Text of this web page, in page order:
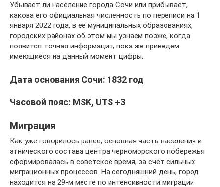
Убывает ли население города Сочи или прибывает,
какова его официальная численность по переписи на 1
января 2022 года, в ее муниципальных образованиях,
городских районах об этом мы узнаем позже, когда
появится точная информация, пока же приведем
имеющиеся на данный момент цифры.
Дата основания Сочи: 1832 год
Часовой пояс: MSK, UTS +3
Миграция
Как уже говорилось ранее, основная часть населения и
этнического состава центра черноморского побережья
сформировалась в советское время, за счет сильных
миграционных процессов. На сегодняшний день, город
находится на 29-м месте по интенсивности миграции